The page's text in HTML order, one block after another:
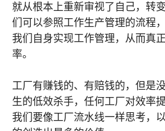
就从根本上重新审视了自己，转
们可以参照工作生产管理的流程
我们自身实现工作管理，从而真
率。
工厂有赚钱的、有赔钱的，但是
生的低效杀手，任何工厂对效率
我们要像工厂流水线一样思考，